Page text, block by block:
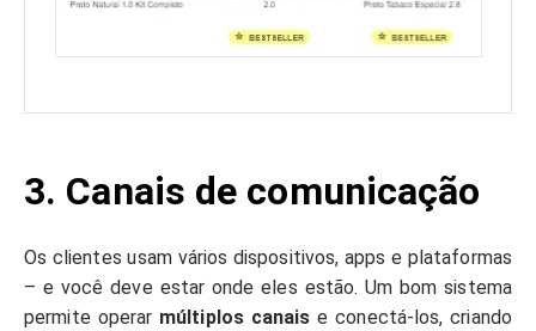
3. Canais de comunicação
Os clientes usam vários dispositivos, apps e plataformas
– e você deve estar onde eles estão. Um bom sistema
permite operar múltiplos canais e conectá-los, criando